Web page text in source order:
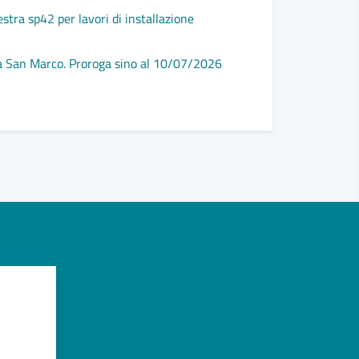
sp42 per lavori di installazione
Marco. Proroga sino al 10/07/2026